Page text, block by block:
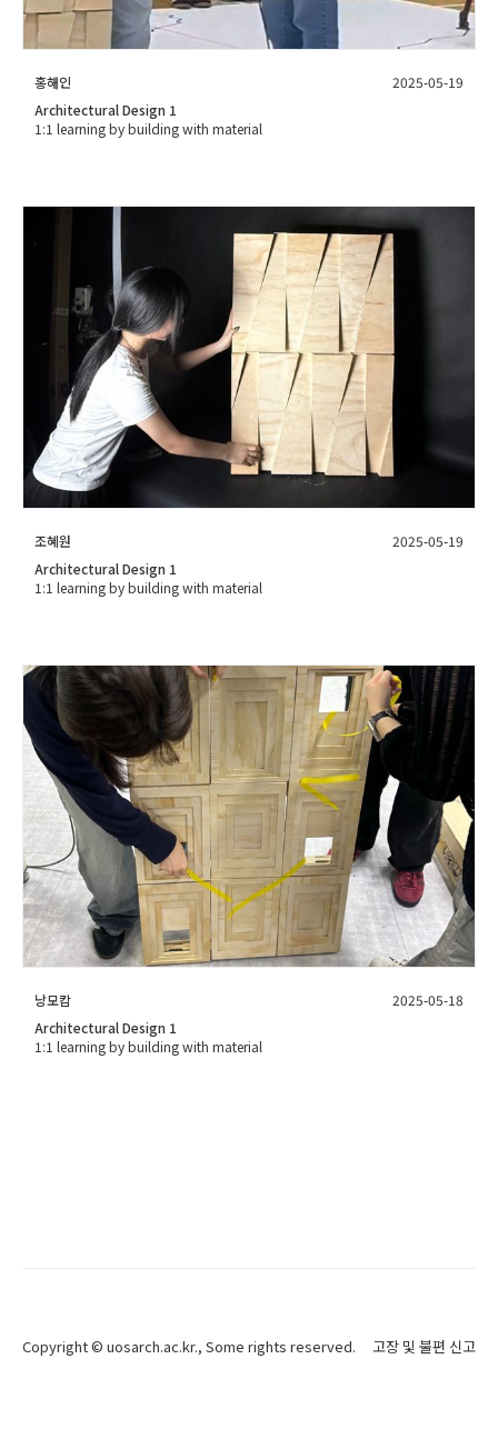
홍해인
2025-05-19
Architectural Design 1
1:1 learning by building with material
조혜원
2025-05-19
Architectural Design 1
1:1 learning by building with material
낭모캄
2025-05-18
Architectural Design 1
1:1 learning by building with material
Copyright © uosarch.ac.kr., Some rights reserved. 고장 및 불편 신고